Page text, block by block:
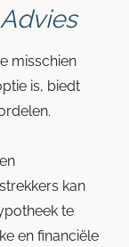
misschien
is, biedt
kan
te
en financiële